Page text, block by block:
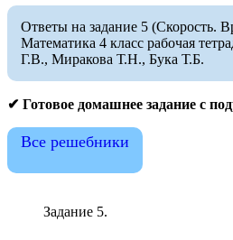
Ответы на задание 5 (Скорость.
Математика 4 класс рабочая
Г.В., Миракова Т.Н., Бука Т.Б.
✔ Готовое домашнее задание с
Все решебники
Задание 5.